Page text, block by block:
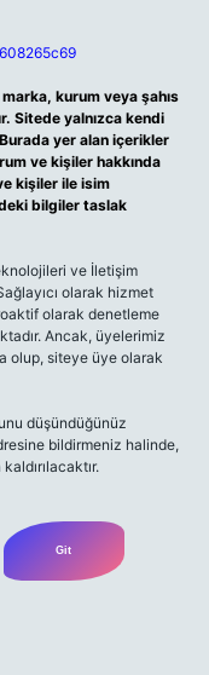
kurum veya şahıs
Sitede yalnızca kendi
Burada yer alan içerikler
ve kişiler hakkında
kişiler ile isim
bilgiler taslak
ve İletişim
olarak hizmet
olarak denetleme
Ancak, üyelerimiz
olup, siteye üye olarak
düşündüğünüz
bildirmeniz halinde,